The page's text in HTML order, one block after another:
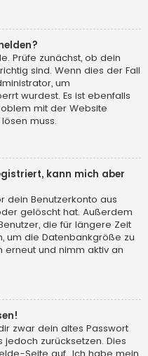
Prüfe zunächst, ob dein
sind. Wenn dies der Fall
um
wurdest. Es ist ebenfalls
mit der Website
muss.
kann mich aber
dein Benutzerkonto aus
gelöscht hat. Außerdem
die für längere Zeit
um die Datenbankgröße zu
erneut und nimm aktiv an
zwar dein altes Passwort
zurücksetzen. Dies